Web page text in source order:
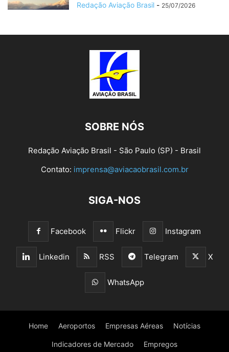
Redação Aviação Brasil - 25/07/2026
SOBRE NÓS
Redação Aviação Brasil - São Paulo (SP) - Brasil
Contato: imprensa@aviacaobrasil.com.br
SIGA-NOS
Facebook Flickr Instagram
Linkedin RSS Telegram X
WhatsApp
Home Aeroportos Empresas Aéreas Notícias
Indicadores de Mercado Empregos